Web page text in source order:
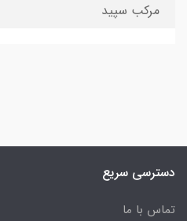
مرکب سپید
دسترسی سریع
تماس با ما